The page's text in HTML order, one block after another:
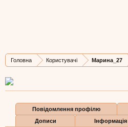
Головна Користувачі Марина_27
Дописів
1
Карма
0
Бали
0
Повідомлення профілю
Дописи
Інформація